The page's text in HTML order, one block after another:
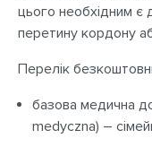
цього необхідним
перетину кордону
Перелік
базова медична
medyczna) –